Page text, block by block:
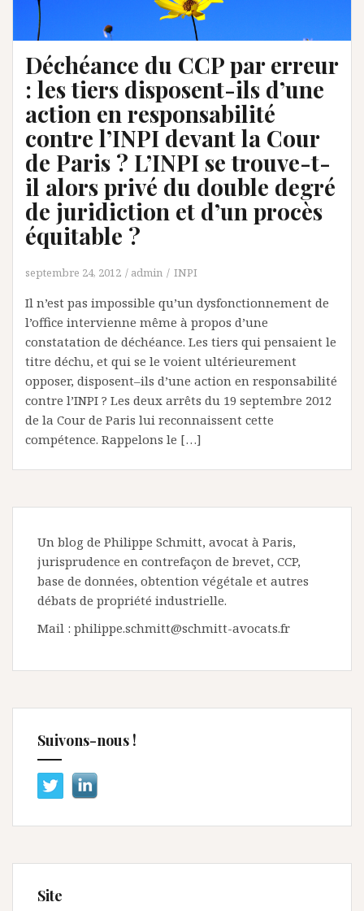
Déchéance du CCP par erreur
: les tiers disposent-ils d’une
action en responsabilité
contre l’INPI devant la Cour
de Paris ? L’INPI se trouve-t-
il alors privé du double degré
de juridiction et d’un procès
équitable ?
septembre 24, 2012 admin INPI
Il n’est pas impossible qu’un dysfonctionnement de
l’office intervienne même à propos d’une
constatation de déchéance. Les tiers qui pensaient le
titre déchu, et qui se le voient ultérieurement
opposer, disposent–ils d’une action en responsabilité
contre l’INPI ? Les deux arrêts du 19 septembre 2012
de la Cour de Paris lui reconnaissent cette
compétence. Rappelons le […]
Un blog de Philippe Schmitt, avocat à Paris,
jurisprudence en contrefaçon de brevet, CCP,
base de données, obtention végétale et autres
débats de propriété industrielle.
Mail : philippe.schmitt@schmitt-avocats.fr
Suivons-nous !
Site